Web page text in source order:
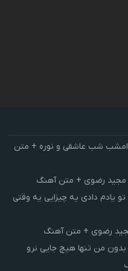
امشب شب عاشقی و نوره + متن
مجید رضوی + متن آهنگ
یادم دادی یه چیزایی یه وقتی
رضوی + متن آهنگ
من تنها هیچ جایی نرو